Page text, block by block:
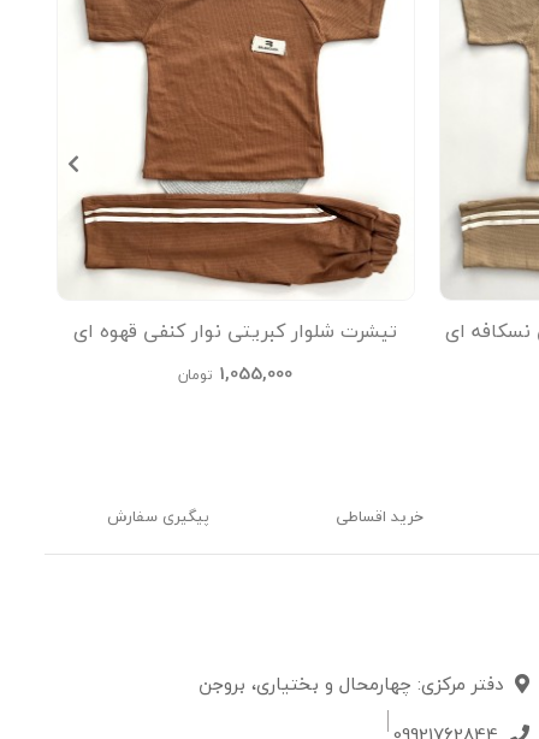
نسکافه ای
تیشرت شلوار کبریتی نوار کنفی قهوه ای
kids
1,055,000 تومان
خرید اقساطی پیگیری سفارش
دفتر مرکزی: چهارمحال و بختیاری، بروجن